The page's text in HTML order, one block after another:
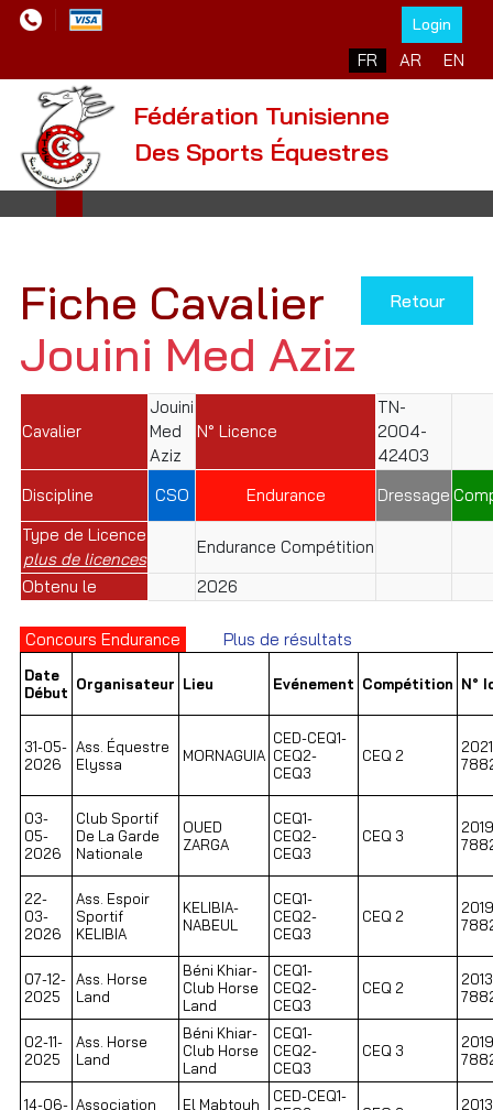
Login
Sélectionnez votre
FR AR EN
Fédération Tunisienne
Des Sports Équestres
Retour
Fiche Cavalier
Jouini Med Aziz
Cavalier
Jouini
Med
Aziz
N° Licence
TN-
2004-
42403
Discipline
CSO Endurance Dressage
Type de Licence
plus de licences
Endurance Compétition
Obtenu le
2026
Concours Endurance Plus de résultats
Date
Début Organisateur Lieu Evénement Compétition N°
31-05-
2026
Ass. Équestre
Elyssa
MORNAGUIA
CED-CEQ1-
CEQ2-
CEQ3
CEQ 2
03-
05-
2026
Club Sportif
De La Garde
Nationale
OUED
ZARGA
CEQ1-
CEQ2-
CEQ3
CEQ 3
22-
03-
2026
Ass. Espoir
Sportif
KELIBIA
KELIBIA-
NABEUL
CEQ1-
CEQ2-
CEQ3
CEQ 2
07-12-
2025
Ass. Horse
Land
Béni Khiar-
Club Horse
Land
CEQ1-
CEQ2-
CEQ3
CEQ 2
02-11-
2025
Ass. Horse
Land
Béni Khiar-
Club Horse
Land
CEQ1-
CEQ2-
CEQ3
CEQ 3
14-06- Association
El Mabtouh
CED-CEQ1-